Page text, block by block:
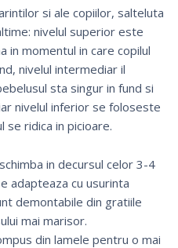
si ale copiilor, salteluta
nivelul superior este
in momentul in care copilul
nivelul intermediar il
sta singur in fund si
nivelul inferior se foloseste
se ridica in picioare.
in decursul celor 3-4
adapteaza cu usurinta
demontabile din gratiile
mai marisor.
din lamele pentru o mai